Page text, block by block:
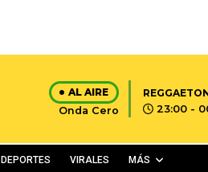
AL AIRE
Onda Cero
23:00 -
DEPORTES VIRALES MÁS